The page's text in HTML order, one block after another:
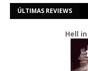
ÚLTIMAS REVIEWS
Hell